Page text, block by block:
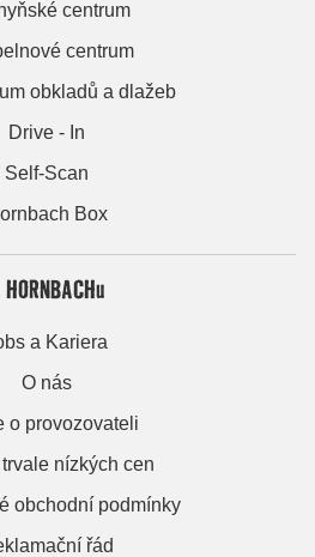
centrum
centrum
obkladů a dlažeb
Drive - In
Self-Scan
Box
a Kariera
O nás
o provozovateli
nízkých cen
obchodní podmínky
řád